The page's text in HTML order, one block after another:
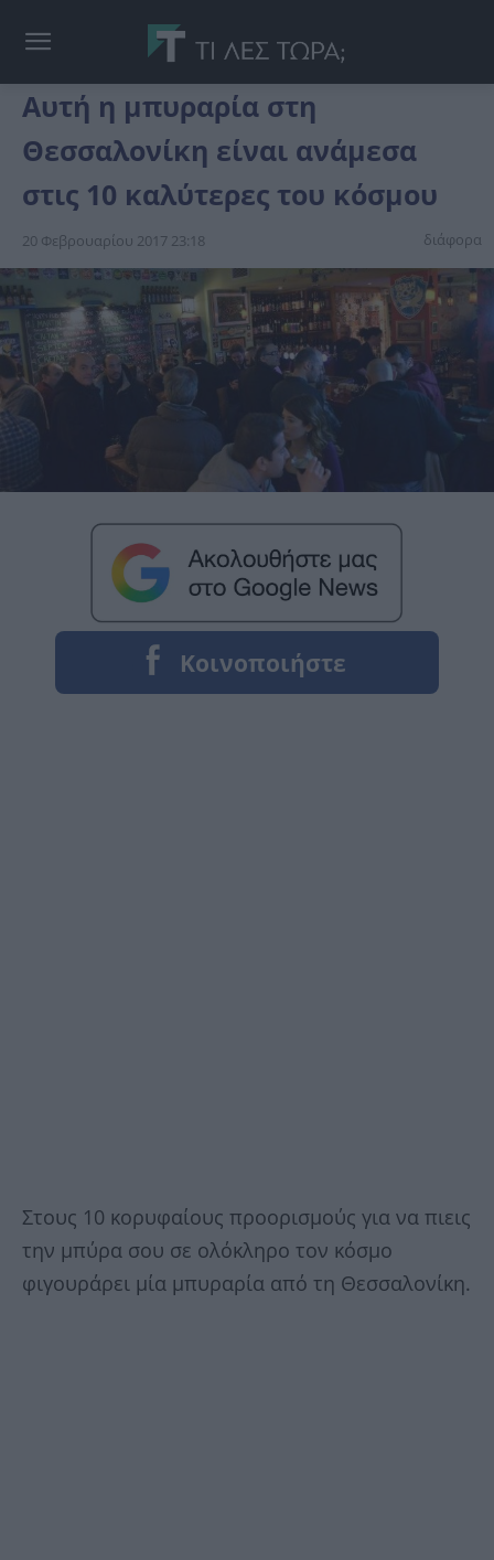
Αυτή η μπυραρία στη
Θεσσαλονίκη είναι ανάμεσα
στις 10 καλύτερες του κόσμου
20 Φεβρουαρίου 2017 23:18 διάφορα
Στους 10 κορυφαίους προορισμούς για να πιεις
την μπύρα σου σε ολόκληρο τον κόσμο
φιγουράρει μία μπυραρία από τη Θεσσαλονίκη.